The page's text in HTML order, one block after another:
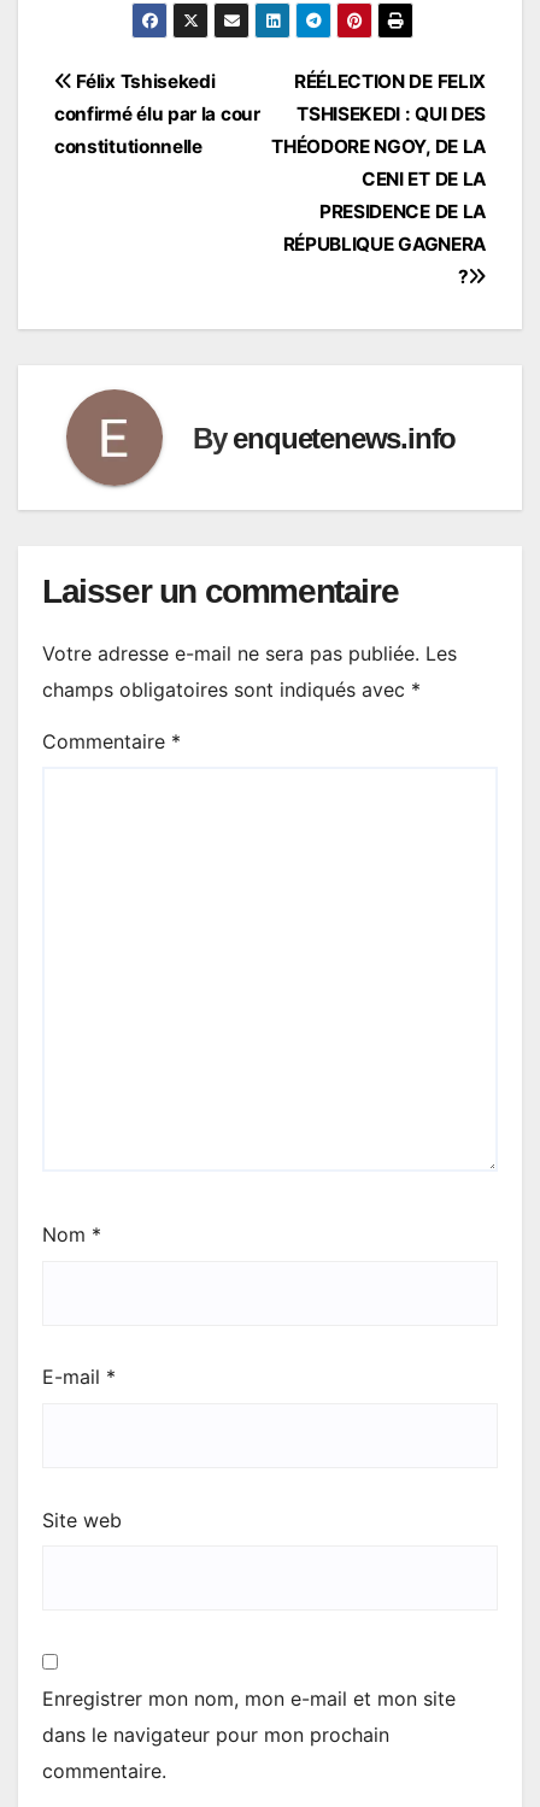
Navigation
de
RÉÉLECTION DE FELIX
TSHISEKEDI : QUI DES
THÉODORE NGOY, DE LA
CENI ET DE LA
PRESIDENCE DE LA
RÉPUBLIQUE GAGNERA
?
Félix Tshisekedi
confirmé élu par la cour
constitutionnelle
Byenquetenews.info
Laisser un commentaire
Votre adresse e-mail ne sera pas publiée. Les
champs obligatoires sont indiqués avec *
Commentaire *
Nom *
E-mail *
Site web
Enregistrer mon nom, mon e-mail et mon site
dans le navigateur pour mon prochain
commentaire.